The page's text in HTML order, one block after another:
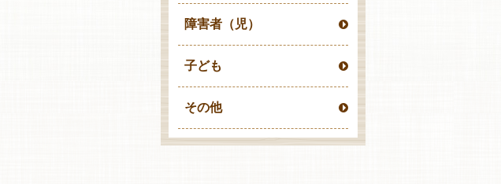
障害者（児）
子ども
その他